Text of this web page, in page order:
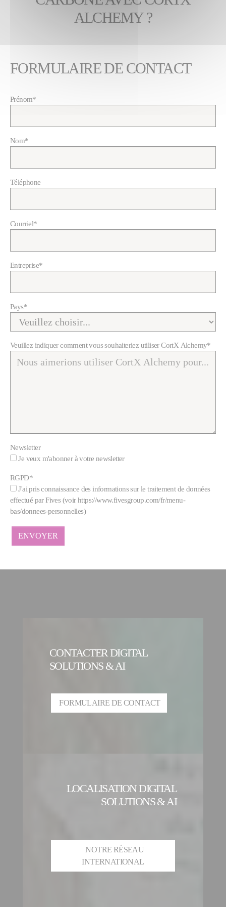
ALCHEMY ?
FORMULAIRE DE CONTACT
Prénom*
Nom*
Téléphone
Courriel*
Entreprise*
Pays*
Veuillez indiquer comment vous souhaiteriez utiliser CortX Alchemy*
Newsletter
Je veux m'abonner à votre newsletter
RGPD*
J'ai pris connaissance des informations sur le traitement de données
effectué par Fives (voir https://www.fivesgroup.com/fr/menu-
bas/donnees-personnelles)
CONTACTER DIGITAL
SOLUTIONS & AI
FORMULAIRE DE CONTACT
LOCALISATION DIGITAL
SOLUTIONS & AI
NOTRE RÉSEAU
INTERNATIONAL